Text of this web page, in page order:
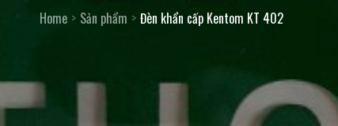
Home Sản phẩm Đèn khẩn cấp Kentom KT 402